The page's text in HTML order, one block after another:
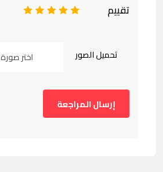
تقييم 5
4
3
2
تحميل الصور اختر صورة